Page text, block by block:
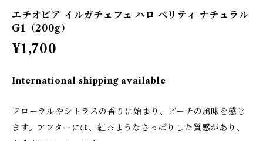
エチオピア イルガチェフェ ハロ ベリティ ナチュラル
G1（200g）
¥1,700
International shipping available
フローラルやシトラスの香りに始まり、ピーチの風味を感じ
ます。アフターには、紅茶ようなさっぱりした質感があり、